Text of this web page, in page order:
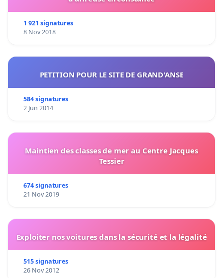
1 921 signatures
8 Nov 2018
PETITION POUR LE SITE DE GRAND'ANSE
584 signatures
2 Jun 2014
Maintien des classes de mer au Centre Jacques
Tessier
674 signatures
21 Nov 2019
Exploiter nos voitures dans la sécurité et la légalité
515 signatures
26 Nov 2012